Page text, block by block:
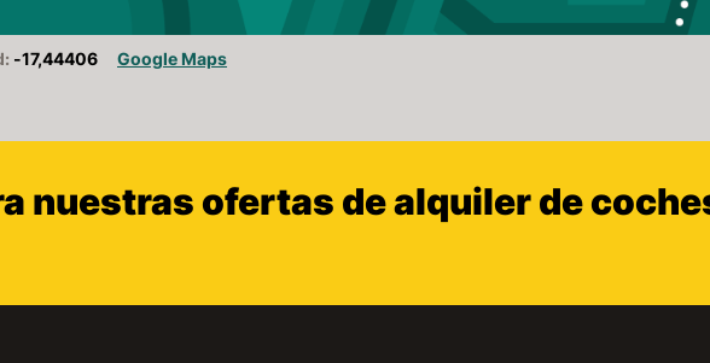
-17,44406 Google Maps
nuestras ofertas de alquiler de